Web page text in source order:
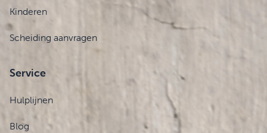
Kinderen
Scheiding aanvragen
Service
Hulplijnen
Blog